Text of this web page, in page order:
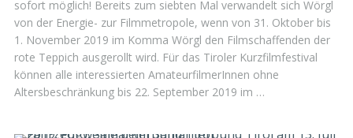
sofort möglich! Bereits zum siebten Mal verwandelt sich Wörgl
von der Energie- zur Filmmetropole, wenn von 31. Oktober bis
1. November 2019 im Komma Wörgl den Filmschaffenden der
rote Teppich ausgerollt wird. Für das Tiroler Kurzfilmfestival
können alle interessierten AmateurfilmerInnen ohne
Altersbeschränkung bis 22. September 2019 im …